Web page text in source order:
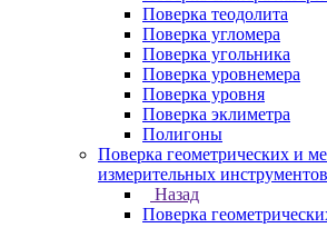
Поверка теодолита
Поверка угломера
Поверка угольника
Поверка уровнемера
Поверка уровня
Поверка эклиметра
Полигоны
Поверка геометрических и
измерительных инструментов
Назад
Поверка